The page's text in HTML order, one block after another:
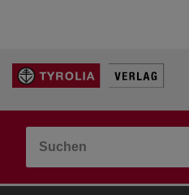
LEBEN & GLAUBE